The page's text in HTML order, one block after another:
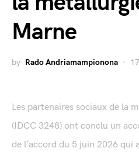
Marne
by Rado Andriamampionona
Les partenaires sociaux de la
(IDCC 3248) ont conclu un
de l’accord du 5 juin 2026 qui